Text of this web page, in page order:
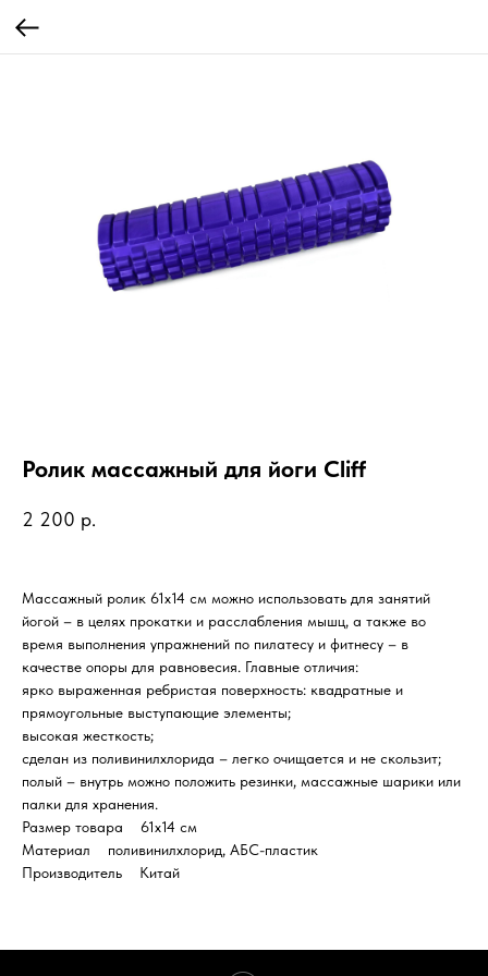
Ролик массажный для йоги Cliff
2 200 р.
Массажный ролик 61x14 см можно использовать для занятий
йогой – в целях прокатки и расслабления мышц, а также во
время выполнения упражнений по пилатесу и фитнесу – в
качестве опоры для равновесия. Главные отличия:
ярко выраженная ребристая поверхность: квадратные и
прямоугольные выступающие элементы;
высокая жесткость;
сделан из поливинилхлорида – легко очищается и не скользит;
полый – внутрь можно положить резинки, массажные шарики или
палки для хранения.
Размер товара 61x14 см
Материал поливинилхлорид, АБС-пластик
Производитель Китай